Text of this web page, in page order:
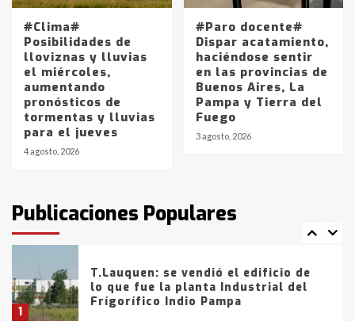
#Clima#
Posibilidades de
lloviznas y lluvias
el miércoles,
aumentando
pronósticos de
tormentas y lluvias
para el jueves
4 agosto, 2026
#Paro docente#
Dispar acatamiento,
haciéndose sentir
en las provincias de
Buenos Aires, La
Pampa y Tierra del
Fuego
3 agosto, 2026
Publicaciones Populares
5
Los precios de los combustibles en
La Pampa, desde YPF hasta Axion
entre 857 a 1338 pesos
6
La Bolsa de Cereales de Bahía
Blanca anticipa que Agosto vendrá
con lluvias y heladas, en gran parte
de la provincia
fueron detenidos por
comercialización de drogas en la
tarde del sábado
1
T.Lauquen: se vendió el edificio de
lo que fue la planta Industrial del
Frígorífico Indio Pampa